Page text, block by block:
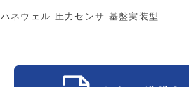
ハネウェル 圧力センサ 基盤実装型